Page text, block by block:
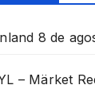
8 de
– Märket